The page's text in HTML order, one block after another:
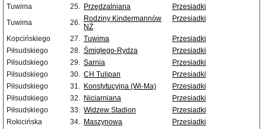
Tuwima
25. Przędzalniana
Przesiadki
Tuwima
26. Rodziny Kindermannów
NŻ
Przesiadki
Kopcińskiego 27. Tuwima
Przesiadki
Piłsudskiego
28. Śmigłego-Rydza
Przesiadki
Piłsudskiego
29. Sarnia
Przesiadki
Piłsudskiego
30. CH Tulipan
Przesiadki
Piłsudskiego
31. Konstytucyjna (Wi-Ma)
Przesiadki
Piłsudskiego
32. Niciarniana
Przesiadki
Piłsudskiego
33. Widzew Stadion
Przesiadki
Rokicińska
34. Maszynowa
Przesiadki